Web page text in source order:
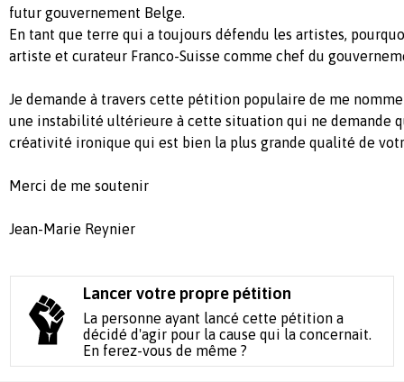
futur gouvernement Belge.
En tant que terre qui a toujours défendu les artistes,
artiste et curateur Franco-Suisse comme chef du
Je demande à travers cette pétition populaire de me
une instabilité ultérieure à cette situation qui ne demande
créativité ironique qui est bien la plus grande qualité de
Merci de me soutenir
Jean-Marie Reynier
Lancer votre propre pétition
La personne ayant lancé cette pétition a
décidé d'agir pour la cause qui la concernait.
En ferez-vous de même ?